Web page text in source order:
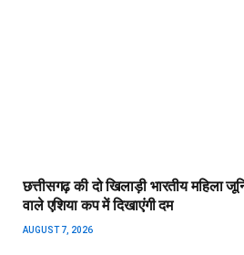
छत्तीसगढ़ की दो खिलाड़ी भारतीय महिला
वाले एशिया कप में दिखाएंगी दम
AUGUST 7, 2026